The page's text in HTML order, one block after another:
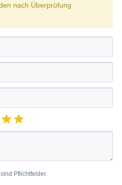
nach Überprüfung
Pflichtfelder.